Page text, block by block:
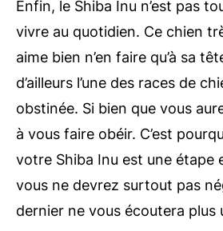
Enfin, le Shiba Inu n’est pas
vivre au quotidien. Ce chien
aime bien n’en faire qu’à sa
d’ailleurs l’une des races de
obstinée. Si bien que vous
à vous faire obéir. C’est
votre Shiba Inu est une étape
vous ne devrez surtout pas
dernier ne vous écoutera plus